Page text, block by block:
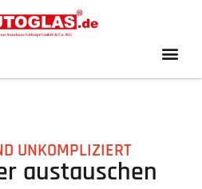
UNKOMPLIZIERT
austauschen